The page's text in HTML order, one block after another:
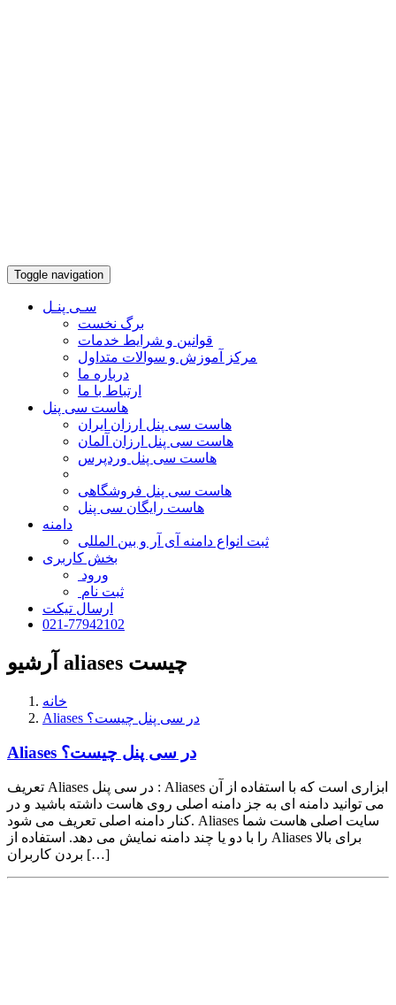
Toggle navigation
سـی پنـل
برگ نخست
قوانین و شرایط خدمات
مرکز آموزش و سوالات متداول
درباره ما
ارتباط با ما
هاست سی پنل
هاست سی پنل ارزان ایران
هاست سی پنل ارزان آلمان
هاست سی پنل وردپرس
هاست سی پنل فروشگاهی
هاست رایگان سی پنل
دامنه
ثبت انواع دامنه آی آر و بین المللی
بخش کاربری
ورود
ثبت نام
ارسال تیکت
021-77942102
آرشیو aliases چیست
خانه
Aliases در سی پنل چیست؟
Aliases در سی پنل چیست؟
تعریف Aliases در سی پنل : Aliases ابزاری است که با استفاده از آن
می توانید دامنه ای به جز دامنه اصلی روی هاست داشته باشید و در
کنار دامنه اصلی تعریف می شود. Aliases سایت اصلی هاست شما
را با دو یا چند دامنه نمایش می دهد. استفاده از Aliases برای بالا
بردن کاربران […]